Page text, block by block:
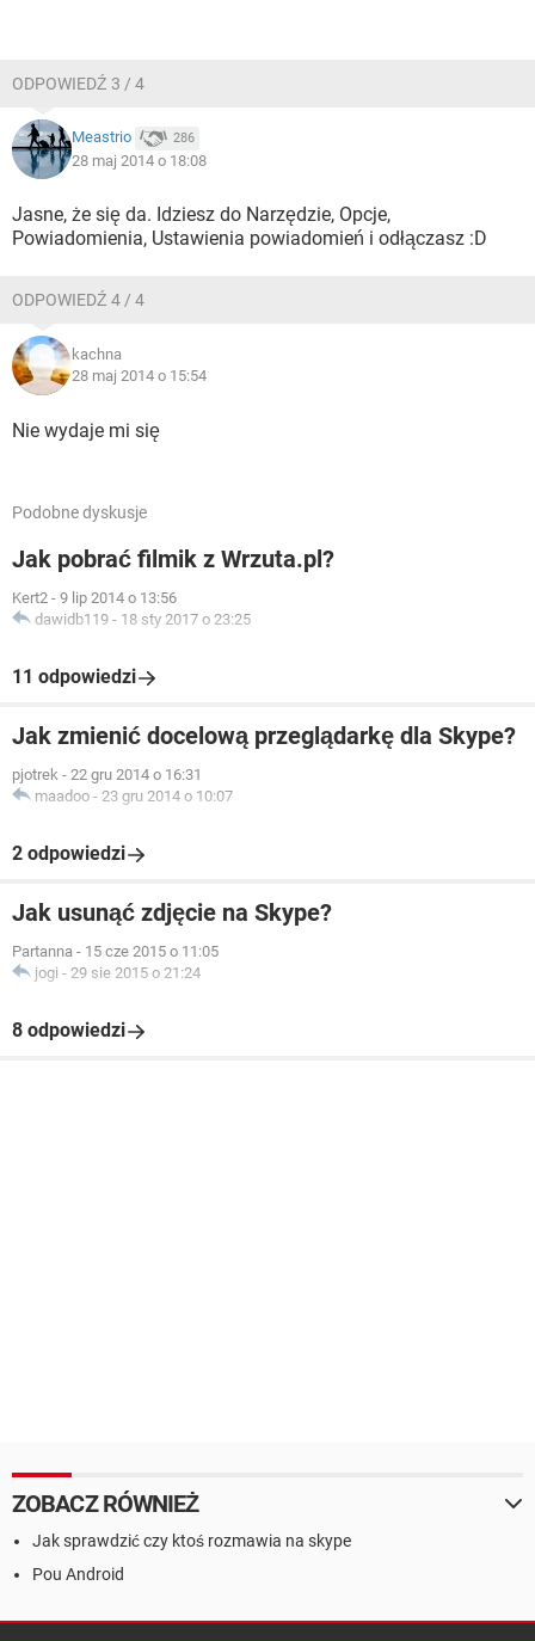
ODPOWIEDŹ 3 / 4
Meastrio 286
28 maj 2014 o 18:08
Jasne, że się da. Idziesz do Narzędzie, Opcje,
Powiadomienia, Ustawienia powiadomień i odłączasz :D
ODPOWIEDŹ 4 / 4
kachna
28 maj 2014 o 15:54
Nie wydaje mi się
Podobne dyskusje
Jak pobrać filmik z Wrzuta.pl?
Kert2 - 9 lip 2014 o 13:56
dawidb119 - 18 sty 2017 o 23:25
11 odpowiedzi
Jak zmienić docelową przeglądarkę dla Skype?
pjotrek - 22 gru 2014 o 16:31
maadoo - 23 gru 2014 o 10:07
2 odpowiedzi
Jak usunąć zdjęcie na Skype?
Partanna - 15 cze 2015 o 11:05
jogi - 29 sie 2015 o 21:24
8 odpowiedzi
ZOBACZ RÓWNIEŻ
Jak sprawdzić czy ktoś rozmawia na skype
Pou Android